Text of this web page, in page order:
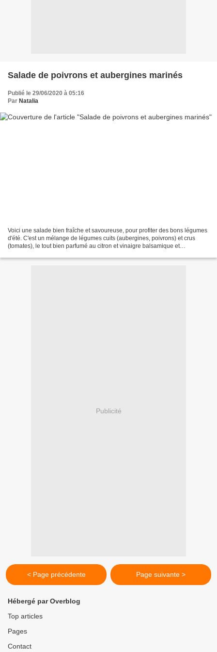
Salade de poivrons et aubergines marinés
Publié le 29/06/2020 à 05:16
Par Natalia
Voici une salade bien fraîche et savoureuse, pour profiter des bons légumes
d'été. C'est un mélange de légumes cuits (aubergines, poivrons) et crus
(tomates), le tout bien parfumé au citron et vinaigre balsamique et
Publicité
< Page précédente Page suivante >
Hébergé par Overblog
Top articles
Pages
Contact